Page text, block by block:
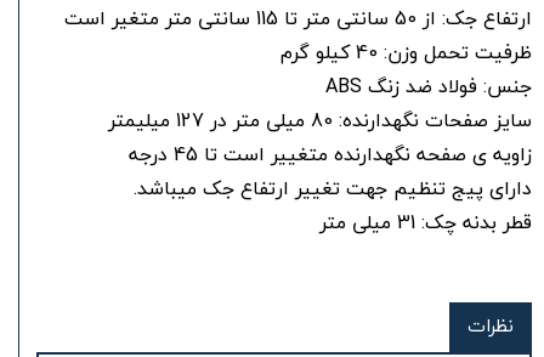
ارتفاع جک: از 50 سانتی متر تا 115 سانتی متر متغیر است
ظرفیت تحمل وزن: 40 کیلو گرم
جنس: فولاد ضد زنگ ABS
سایز صفحات نگهدارنده: 80 میلی متر در 127 میلیمتر
زاویه ی صفحه نگهدارنده متغییر است تا 45 درجه
دارای پیج تنظیم جهت تغییر ارتفاع جک میباشد.
قطر بدنه چک: 31 میلی متر
نظرات